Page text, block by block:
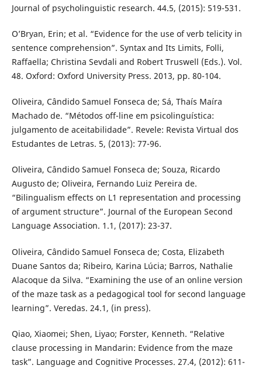
Journal of psycholinguistic research. 44.5, (2015): 519-531.
O’Bryan, Erin; et al. “Evidence for the use of verb telicity in
sentence comprehension”. Syntax and Its Limits, Folli,
Raffaella; Christina Sevdali and Robert Truswell (Eds.). Vol.
48. Oxford: Oxford University Press. 2013, pp. 80-104.
Oliveira, Cândido Samuel Fonseca de; Sá, Thaís Maíra
Machado de. “Métodos off-line em psicolinguística:
julgamento de aceitabilidade”. Revele: Revista Virtual dos
Estudantes de Letras. 5, (2013): 77-96.
Oliveira, Cândido Samuel Fonseca de; Souza, Ricardo
Augusto de; Oliveira, Fernando Luiz Pereira de.
“Bilingualism effects on L1 representation and processing
of argument structure”. Journal of the European Second
Language Association. 1.1, (2017): 23-37.
Oliveira, Cândido Samuel Fonseca de; Costa, Elizabeth
Duane Santos da; Ribeiro, Karina Lúcia; Barros, Nathalie
Alacoque da Silva. “Examining the use of an online version
of the maze task as a pedagogical tool for second language
learning”. Veredas. 24.1, (in press).
Qiao, Xiaomei; Shen, Liyao; Forster, Kenneth. “Relative
clause processing in Mandarin: Evidence from the maze
task”. Language and Cognitive Processes. 27.4, (2012): 611-